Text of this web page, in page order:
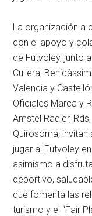
La organización a
con el apoyo y
de Futvoley, junto
Cullera,
Valencia y
Oficiales Marca y
Amstel Radler,
Quirosoma;
jugar al Futvoley
asimismo a
deportivo,
que fomenta las
turismo y el “Fair